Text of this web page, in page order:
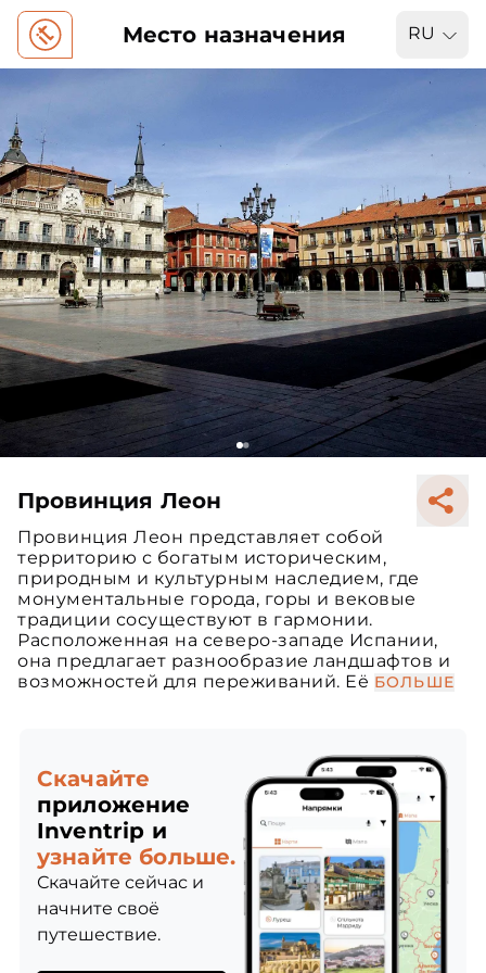
Место назначения RU
Провинция Леон
Провинция Леон представляет собой
территорию с богатым историческим,
природным и культурным наследием, где
монументальные города, горы и вековые
традиции сосуществуют в гармонии.
Расположенная на северо-западе Испании,
она предлагает разнообразие ландшафтов и
возможностей для переживаний. Её БОЛЬШЕ
Скачайте
приложение
Inventrip и
узнайте больше.
Скачайте сейчас и
начните своё
путешествие.